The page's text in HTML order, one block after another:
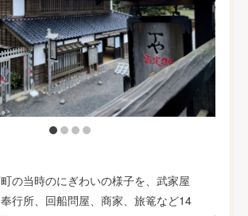
の当時のにぎわいの様子を、武家屋
行所、回船問屋、商家、旅篭など14